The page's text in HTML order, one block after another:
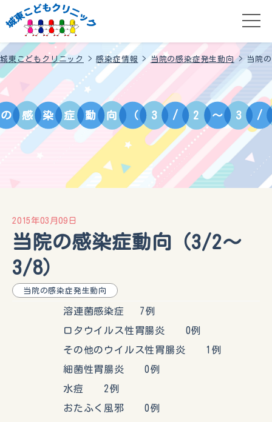
城東こどもクリニック >感染症情報 > 当院の感染症発生動向> 当院
の 感 染 症 動 向 （ 3 / 2 ～ 3 /
2015年03月09日
当院の感染症動向（3/2～
3/8）
当院の感染症発生動向
溶連菌感染症 7例
ロタウイルス性胃腸炎 0例
その他のウイルス性胃腸炎 1例
細菌性胃腸炎 0例
水痘 2例
おたふく風邪 0例